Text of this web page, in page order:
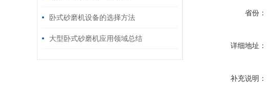
卧式砂磨机设备的选择方法
大型卧式砂磨机应用领域总结
省份：
详细地址：
补充说明：